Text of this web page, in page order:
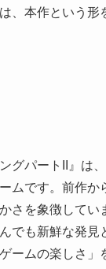
、本作という形
グパートII』は
ムです。前作か
さを象徴して
でも新鮮な発
ームの楽しさ」